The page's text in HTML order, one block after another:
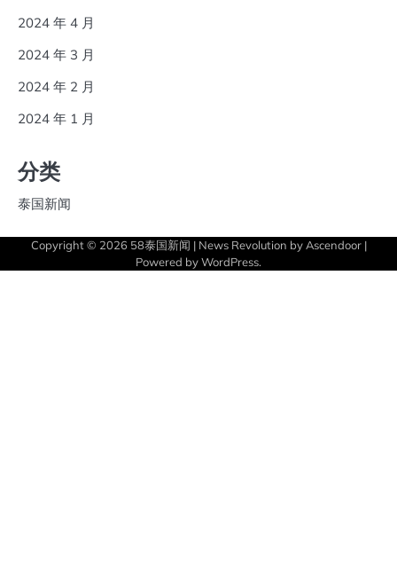
2024 年 4 月
2024 年 3 月
2024 年 2 月
2024 年 1 月
分类
泰国新闻
Copyright © 2026 58泰国新闻 | News Revolution by Ascendoor|
Powered byWordPress.